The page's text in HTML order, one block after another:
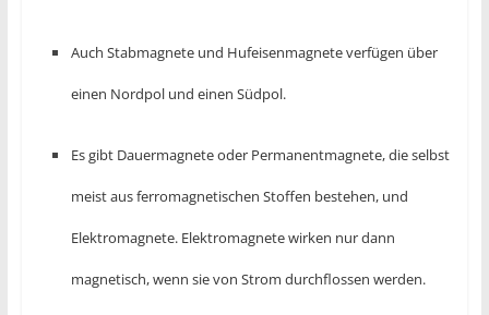
Auch Stabmagnete und Hufeisenmagnete verfügen über
einen Nordpol und einen Südpol.
Es gibt Dauermagnete oder Permanentmagnete, die selbst
meist aus ferromagnetischen Stoffen bestehen, und
Elektromagnete. Elektromagnete wirken nur dann
magnetisch, wenn sie von Strom durchflossen werden.